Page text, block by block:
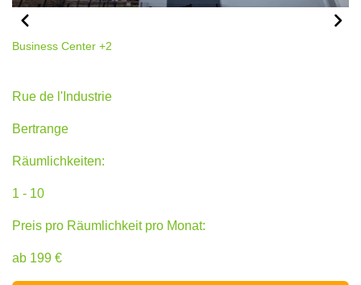
Business Center +2
Rue de l'Industrie
Bertrange
Räumlichkeiten:
1 - 10
Preis pro Räumlichkeit pro Monat:
ab 199 €